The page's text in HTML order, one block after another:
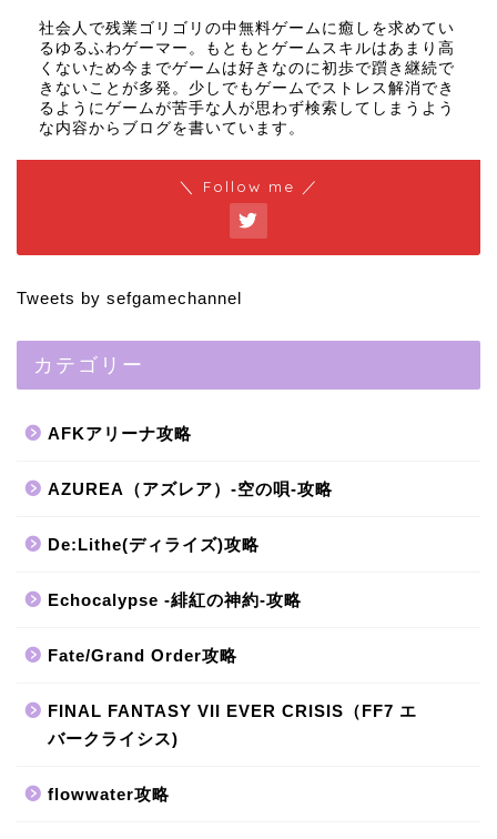
社会人で残業ゴリゴリの中無料ゲームに癒しを求めてい
るゆるふわゲーマー。もともとゲームスキルはあまり高
くないため今までゲームは好きなのに初歩で躓き継続で
きないことが多発。少しでもゲームでストレス解消でき
るようにゲームが苦手な人が思わず検索してしまうよう
な内容からブログを書いています。
＼ Follow me ／
Tweets by sefgamechannel
カテゴリー
AFKアリーナ攻略
AZUREA（アズレア）-空の唄-攻略
De:Lithe(ディライズ)攻略
Echocalypse -緋紅の神約-攻略
Fate/Grand Order攻略
FINAL FANTASY VII EVER CRISIS（FF7 エ
バークライシス)
flowwater攻略